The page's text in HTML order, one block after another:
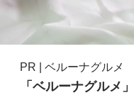
PR | ベルーナグルメ
「ベルーナグルメ